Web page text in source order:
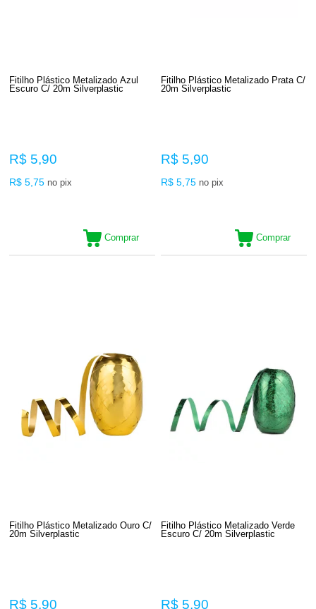
Fitilho Plástico Metalizado Azul
Escuro C/ 20m Silverplastic
R$ 5,90
R$ 5,75 no pix
Comprar
Fitilho Plástico Metalizado Prata C/
20m Silverplastic
R$ 5,90
R$ 5,75 no pix
Comprar
Fitilho Plástico Metalizado Ouro C/
20m Silverplastic
R$ 5,90
Fitilho Plástico Metalizado Verde
Escuro C/ 20m Silverplastic
R$ 5,90